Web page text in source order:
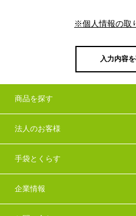
※個人情報の取
入力内容
商品を探す
法人のお客様
手袋とくらす
企業情報